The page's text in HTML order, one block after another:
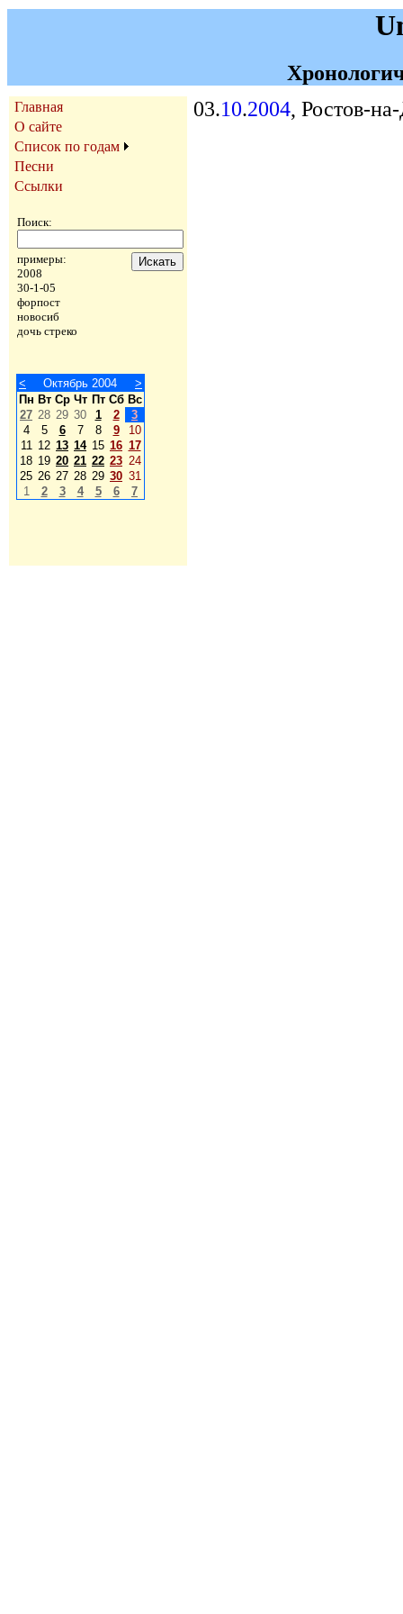
Главная
О сайте
Список по годам
Песни
Ссылки
Поиск:
примеры:
2008
30-1-05
форпост
новосиб
дочь стреко
< Октябрь 2004
>
Пн Вт Ср Чт Пт Сб Вс
27 28 29 30 1 2
3
4
5 6 7 8 9
10
11 12 13 14 15 16 17
18 19 20 21 22 23 24
25 26 27 28 29 30 31
1
2 3 4 5 6 7
03.10.2004, Ростов-